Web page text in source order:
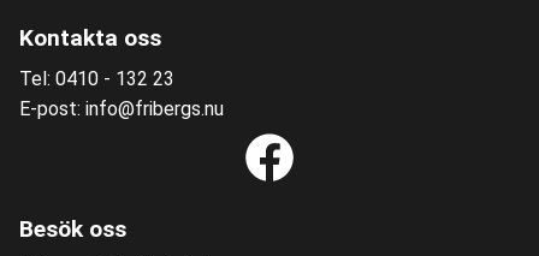
Kontakta oss
Tel: 0410 - 132 23
E-post: info@fribergs.nu
Besök oss